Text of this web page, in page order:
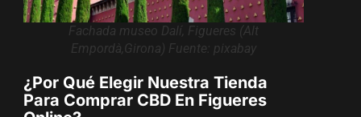
Fachada museo Dalí, Figueres (Alt
Empordà,Girona) Fuente: pixabay
¿Por Qué Elegir Nuestra Tienda
Para Comprar CBD En Figueres